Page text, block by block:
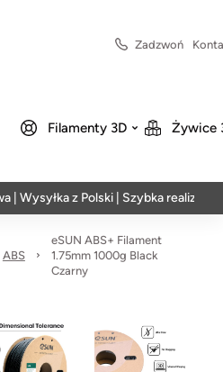
Zadzwoń
Filamenty 3D Żywice
z Polski | Szybka realizacja w 24h
ABS
eSUN ABS+ Filament
1.75mm 1000g Black
Czarny